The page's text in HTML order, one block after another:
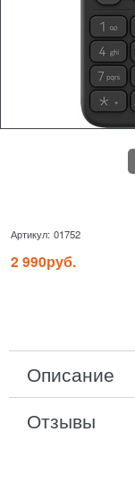
Артикул: 01752
2 990руб.
Описание
Отзывы